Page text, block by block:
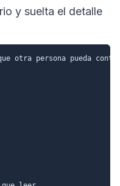
y suelta el detalle
otra persona pueda